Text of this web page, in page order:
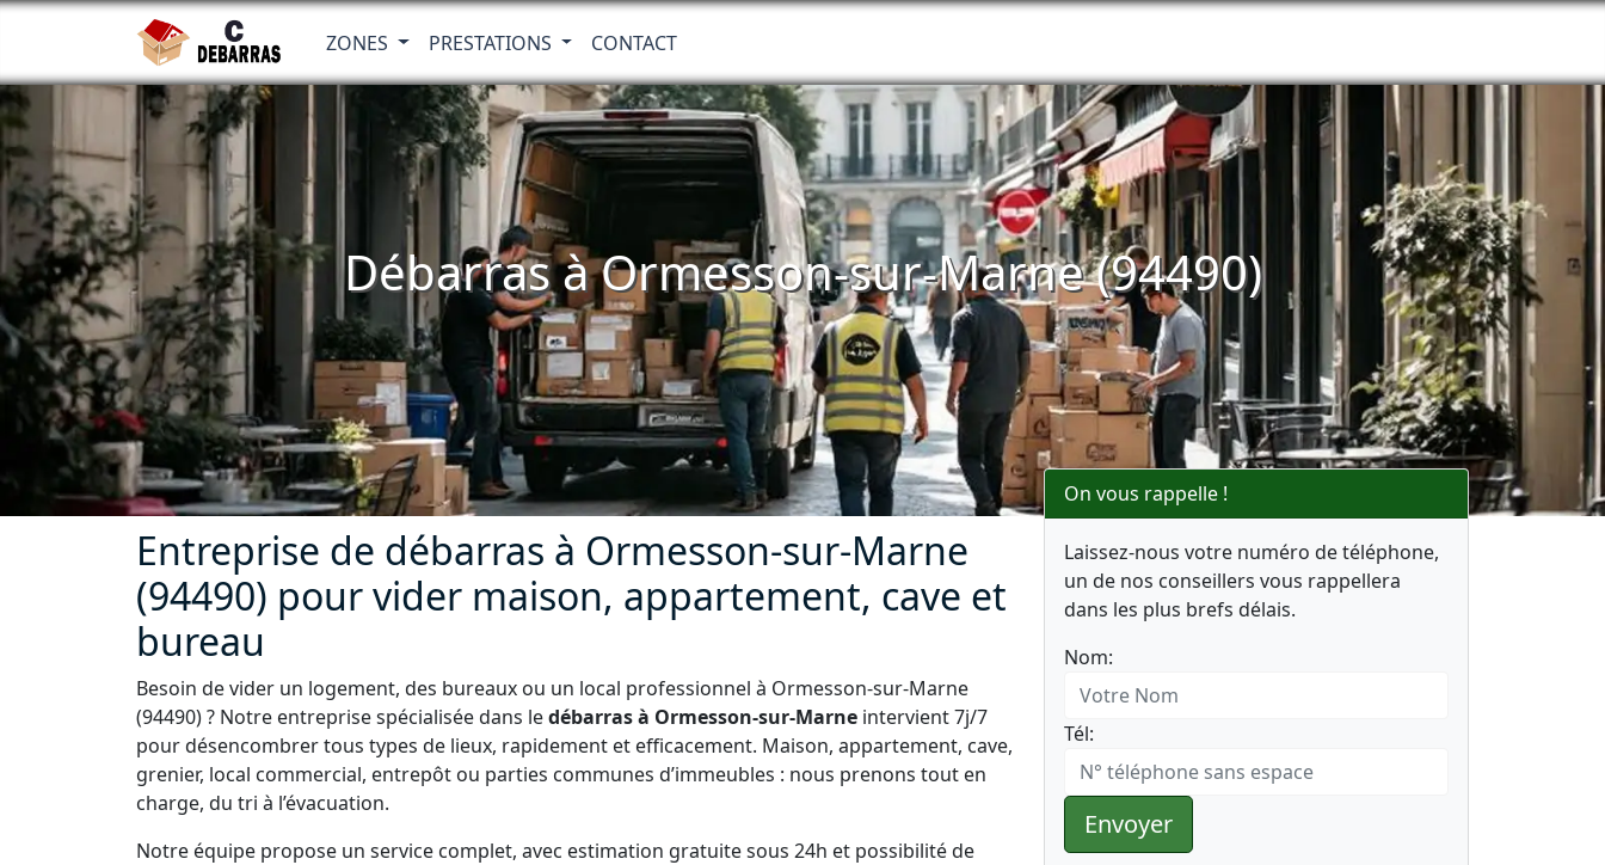
ZONES PRESTATIONS CONTACT
Débarras à Ormesson-sur-Marne (94490)
Entreprise de débarras à Ormesson-sur-Marne
(94490) pour vider maison, appartement, cave et
bureau
Besoin de vider un logement, des bureaux ou un local professionnel à Ormesson-sur-Marne
(94490) ? Notre entreprise spécialisée dans ledébarras à Ormesson-sur-Marne intervient 7j/7
pour désencombrer tous types de lieux, rapidement et efficacement. Maison, appartement, cave,
grenier, local commercial, entrepôt ou parties communes d’immeubles : nous prenons tout en
charge, du tri à l’évacuation.
Notre équipe propose un service complet, avec estimation gratuite sous 24h et possibilité de
On vous rappelle !
Laissez-nous votre numéro de téléphone,
un de nos conseillers vous rappellera
dans les plus brefs délais.
Nom:
Tél:
Envoyer